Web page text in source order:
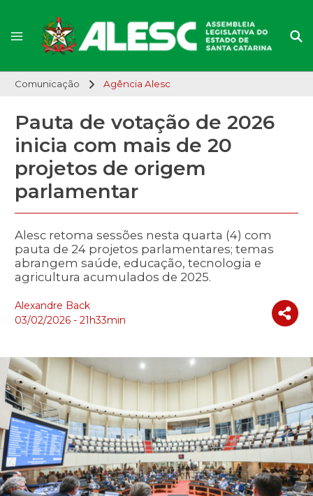
Comunicação Agência Alesc
Pauta de votação de 2026
inicia com mais de 20
projetos de origem
parlamentar
Alesc retoma sessões nesta quarta (4) com
pauta de 24 projetos parlamentares; temas
abrangem saúde, educação, tecnologia e
agricultura acumulados de 2025.
Alexandre Back
03/02/2026 - 21h33min